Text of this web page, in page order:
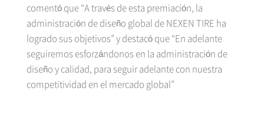
comentó que “A través de esta premiación, la
administración de diseño global de NEXEN TIRE ha
logrado sus objetivos” y destacó que “En adelante
seguiremos esforzándonos en la administración de
diseño y calidad, para seguir adelante con nuestra
competitividad en el mercado global”